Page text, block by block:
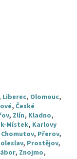
Liberec, Olomouc,
, České
, Zlín, Kladno,
Místek, Karlovy
Chomutov, Přerov,
, Prostějov,
, Znojmo,